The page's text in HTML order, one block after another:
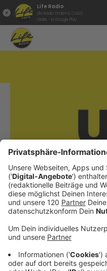
Life Radio
Life Radio GmbH & Co.KG
Gratis - in Google Play